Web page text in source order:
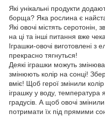
Які унікальні продукти
борща? Яка рослина є
Які овочі містять серотонін,
на ці та інші питання вже
Іграшки-овочі виготовлені з
прекрасно тягнуться!
Деякі іграшки можуть
змінюють колір на сонці!
вміє! Щоб герої змінили
іграшку у воду,
градусів. А щоб овочі
потримати їх під прямими